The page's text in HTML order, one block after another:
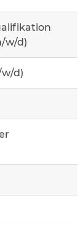
w/d)
d)